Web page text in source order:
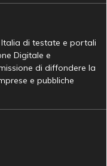
di testate e portali
Digitale e
di diffondere la
e pubbliche